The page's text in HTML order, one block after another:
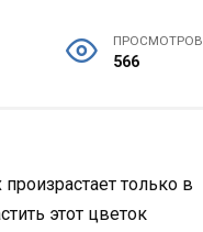
ПРОСМОТРОВ
566
только в
этот цветок